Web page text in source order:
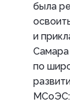
была
и
Самара
по
МСоЭС: